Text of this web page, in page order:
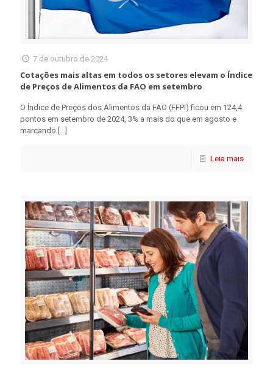
7 de outubro de 2024
Cotações mais altas em todos os setores elevam o Índice
de Preços de Alimentos da FAO em setembro
O Índice de Preços dos Alimentos da FAO (FFPI) ficou em 124,4
pontos em setembro de 2024, 3% a mais do que em agosto e
marcando […]
Leia mais